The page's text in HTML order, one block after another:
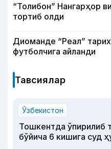
“Толибон” Нангарҳор
тортиб олди
Диоманде “Реал”
футболчига айланди
Тавсиялар
Ўзбекистон
Тошкентда ўпирилиб
бўйича 6 кишига суд